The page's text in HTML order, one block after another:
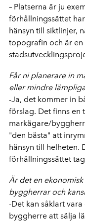
– Platserna är ju
förhållningssättet
hänsyn till siktlinjer,
topografin och är en
Får ni planerare in
eller mindre
-Ja, det kommer in
förslag. Det finns en
markägare/
"den bästa" att
hänsyn till helheten.
förhållningssättet
Är det en
byggherrar och
-Det kan såklart
byggherre att sälja